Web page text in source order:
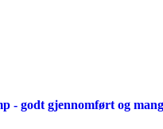
- godt gjennomført og